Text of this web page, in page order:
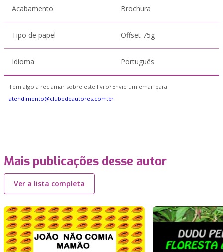
Acabamento Brochura
Tipo de papel Offset 75g
Idioma Português
Tem algo a reclamar sobre este livro? Envie um email para
atendimento@clubedeautores.com.br
Mais publicações desse autor
Ver a lista completa